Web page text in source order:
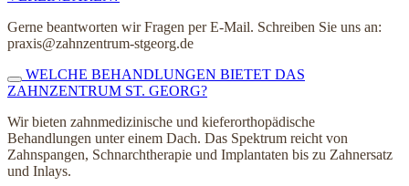
Gerne beantworten wir Fragen per E-Mail. Schreiben Sie uns an:
praxis@zahnzentrum-stgeorg.de
WELCHE BEHANDLUNGEN BIETET DAS
ZAHNZENTRUM ST. GEORG?
Wir bieten zahnmedizinische und kieferorthopädische
Behandlungen unter einem Dach. Das Spektrum reicht von
Zahnspangen, Schnarchtherapie und Implantaten bis zu Zahnersatz
und Inlays.